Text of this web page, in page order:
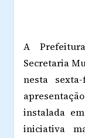
A
Secretaria
nesta
instalada
iniciativa